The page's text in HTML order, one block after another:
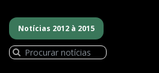
Notícias 2012 à 2015